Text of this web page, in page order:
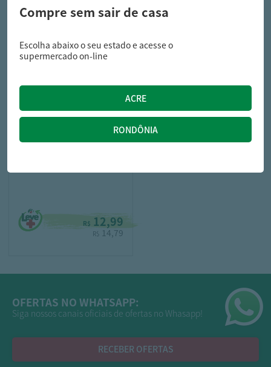
R$ 12,99
R$ 14,79
OFERTAS NO WHATSAPP:
Siga nossos canais oficiais de ofertas no Whasapp!
RECEBER OFERTAS
Compre sem sair de casa
Escolha abaixo o seu estado e acesse o
supermercado on-line